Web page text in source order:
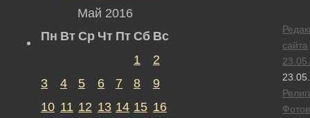
сайта
Май 2016
Пн Вт Ср Чт Пт Сб Вс
1
2
3
4 5 6 7 8
9
10 11 12 13 14 15 16